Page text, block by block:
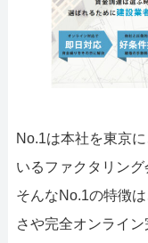
No.1は本社を東京
いるファクタリング
そんなNo.1の特徴
さや完全オンライ